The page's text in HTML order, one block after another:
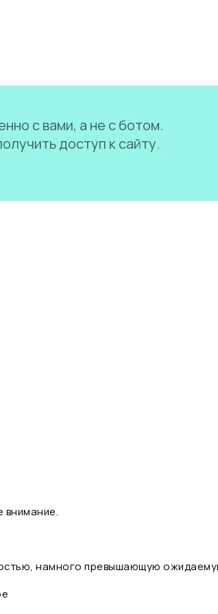
с вами, а не с ботом.
доступ к сайту.
внимание.
намного превышающую